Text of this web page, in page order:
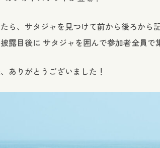
ら、サタジャを見つけて前から後ろから
露目後に サタジャを囲んで参加者全員で
ありがとうございました！